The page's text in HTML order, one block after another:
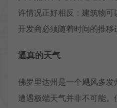
许情况正好相反：建筑物
开发商必须随着时间的推移
逼真的天气
佛罗里达州是一个飓风多
遭遇极端天气并非不可能